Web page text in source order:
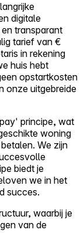
digitale
transparant
tarief van €
in rekening
huis hebt
opstartkosten
onze uitgebreide
principe, wat
woning
We zijn
biedt je
we in het
succes.
waarbij je
van de